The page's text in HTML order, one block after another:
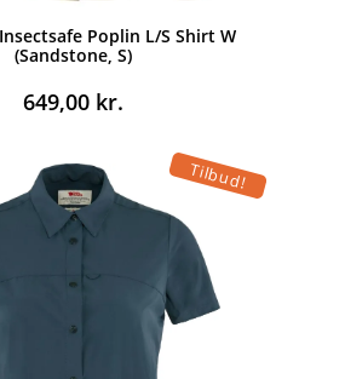
Poplin L/S Shirt W
(Sandstone, S)
649,00 kr.
Tilbud!